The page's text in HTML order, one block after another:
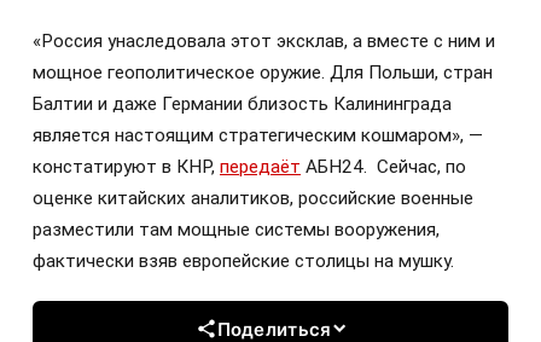
«Россия унаследовала этот эксклав, а вместе с ним и
мощное геополитическое оружие. Для Польши, стран
Балтии и даже Германии близость Калининграда
является настоящим стратегическим кошмаром», —
констатируют в КНР, передаёт АБН24. Сейчас, по
оценке китайских аналитиков, российские военные
разместили там мощные системы вооружения,
фактически взяв европейские столицы на мушку.
Поделиться